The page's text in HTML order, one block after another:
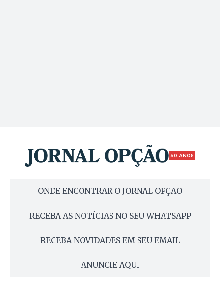
50 ANOS
ONDE ENCONTRAR O JORNAL OPÇÃO
RECEBA AS NOTÍCIAS NO SEU WHATSAPP
RECEBA NOVIDADES EM SEU EMAIL
ANUNCIE AQUI